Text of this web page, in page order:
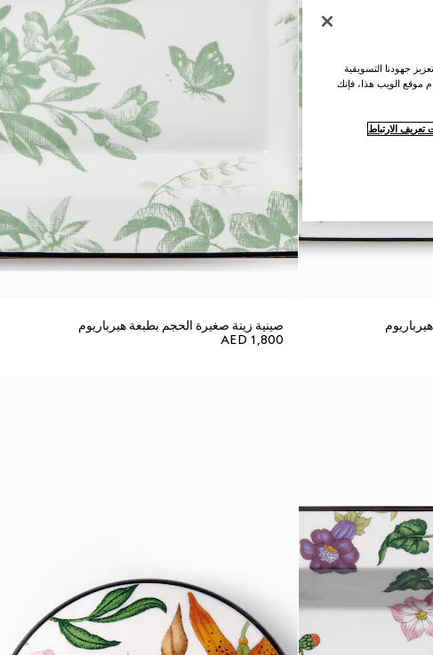
صينية زينة صغيرة الحجم بطبعة هيرباريوم
AED 1,800
جهودنا التسويقية
موقع الويب هذا، فإنك
الارتباط